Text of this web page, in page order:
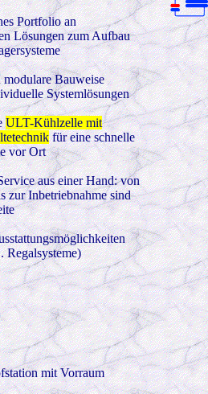
Portfolio an
Lösungen zum Aufbau
modulare Bauweise
Systemlösungen
ULT-Kühlzelle mit
für eine schnelle
vor Ort
aus einer Hand: von
zur Inbetriebnahme sind
Regalsysteme)
mit Vorraum